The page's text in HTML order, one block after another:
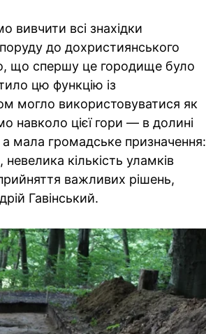
вивчити всі знахідки
до дохристиянського
що спершу це городище було
цю функцію із
могло використовуватися як
навколо цієї гори — в долині
мала громадське призначення:
невелика кількість уламків
важливих рішень,
Гавінський.